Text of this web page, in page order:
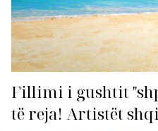
Fillimi i gushtit
të reja! Artistët